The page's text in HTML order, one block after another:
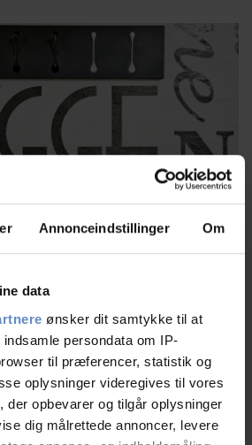
Annonceindstillinger Om
data
ønsker dit samtykke til at
persondata om IP-
til præferencer, statistik og
oplysninger videregives til vores
der opbevarer og tilgår oplysninger
dig målrettede annoncer, levere
hos Danhostel. Du kan:
af danhostel.dk
til at finde og vælge dit ønskede hostel
(adresse, e-mail og telefon) på hvert
hvis du har særlige ønsker eller spørgsmål